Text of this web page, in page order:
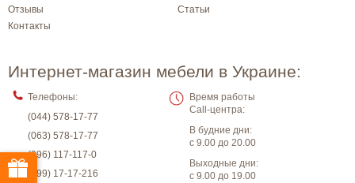
Отзывы
Статьи
Контакты
Интернет-магазин мебели в Украине:
Телефоны:
(044) 578-17-77
(063) 578-17-77
(096) 117-117-0
(099) 17-17-216
Время работы
Call-центра:
В будние дни:
с 9.00 до 20.00
Выходные дни:
с 9.00 до 19.00